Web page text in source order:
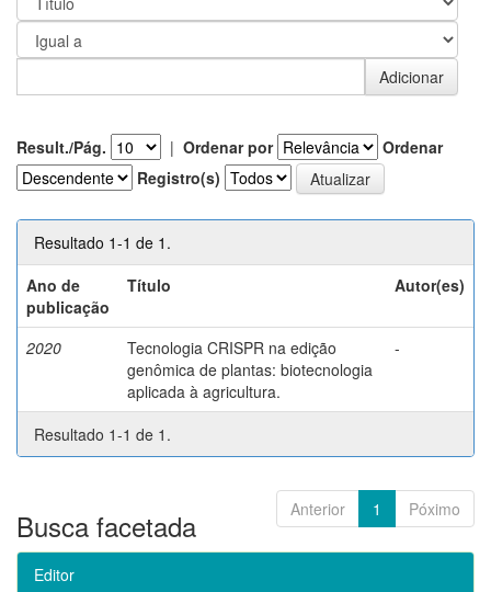
Result./Pág. | Ordenar por
Ordenar
Registro(s)
Resultado 1-1 de 1.
Ano de
publicação
Título Autor(es)
2020
Tecnologia CRISPR na edição
genômica de plantas: biotecnologia
aplicada à agricultura.
-
Resultado 1-1 de 1.
Anterior 1 Póximo
Busca facetada
Editor